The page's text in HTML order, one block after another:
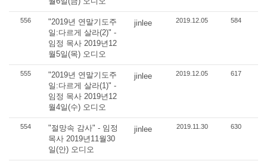
556
"2019년 연말기도주
일:다르게 살라(2)" -
임정 목사 2019년12
월5일(목) 오디오
jinlee 2019.12.05 584
555
"2019년 연말기도주
일:다르게 살라(1)" -
임정 목사 2019년12
월4일(수) 오디오
jinlee 2019.12.05 617
554
"절망속 감사" - 임정
목사 2019년11월30
일(안) 오디오
jinlee 2019.11.30 630